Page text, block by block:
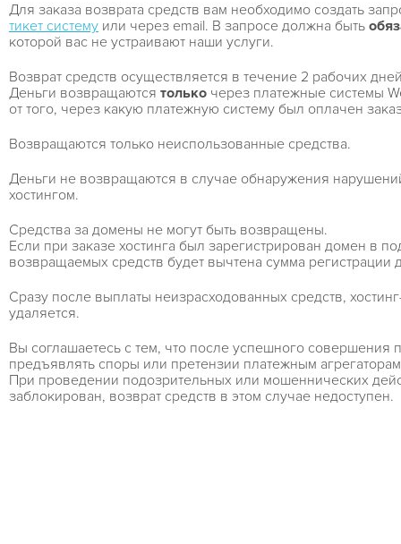
Для заказа возврата средств вам необходимо создать
тикет систему или через email. В запросе должна быть
которой вас не устраивают наши услуги.
Возврат средств осуществляется в течение 2 рабочих
Деньги возвращаются только через платежные системы
от того, через какую платежную систему был оплачен
Возвращаются только неиспользованные средства.
Деньги не возвращаются в случае обнаружения
хостингом.
Средства за домены не могут быть возвращены.
Если при заказе хостинга был зарегистрирован домен в
возвращаемых средств будет вычтена сумма регистрации
Сразу после выплаты неизрасходованных средств,
удаляется.
Вы соглашаетесь с тем, что после успешного совершения
предъявлять споры или претензии платежным
При проведении подозрительных или мошеннических
заблокирован, возврат средств в этом случае недоступен.